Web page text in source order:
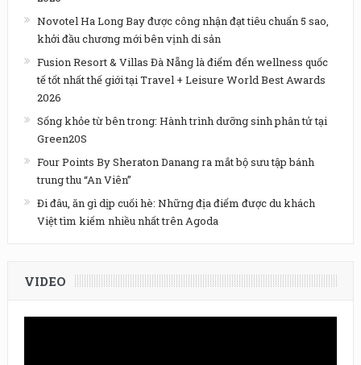
Novotel Ha Long Bay được công nhận đạt tiêu chuẩn 5 sao,
khởi đầu chương mới bên vịnh di sản
Fusion Resort & Villas Đà Nẵng là điểm đến wellness quốc
tế tốt nhất thế giới tại Travel + Leisure World Best Awards
2026
Sống khỏe từ bên trong: Hành trình dưỡng sinh phân tử tại
Green20S
Four Points By Sheraton Danang ra mắt bộ sưu tập bánh
trung thu “An Viên”
Đi đâu, ăn gì dịp cuối hè: Những địa điểm được du khách
Việt tìm kiếm nhiều nhất trên Agoda
VIDEO